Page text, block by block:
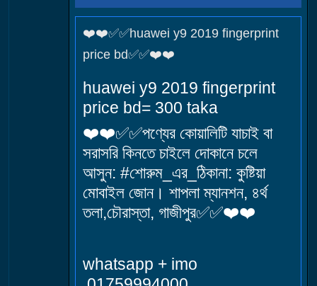
❤️❤️✅✅huawei y9 2019 fingerprint
price bd✅✅❤️❤️
huawei y9 2019 fingerprint
price bd= 300 taka
❤️❤️✅✅পণ্যের কোয়ালিটি যাচাই বা
সরাসরি কিনতে চাইলে দোকানে চলে
আসুন: #শোরুম_এর_ঠিকানা: কুষ্টিয়া
মোবাইল জোন। শাপলা ম্যানশন, ৪র্থ
তলা,চৌরাস্তা, গাজীপুর✅✅❤️❤️
whatsapp + imo